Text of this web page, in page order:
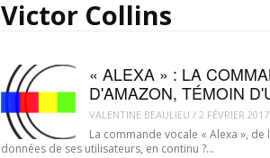
Victor Collins
« ALEXA » : LA
D'AMAZON, TÉMOIN
VALENTINE BEAULIEU / 2 FÉVRIER 2017
La commande vocale « Alexa »,
données de ses utilisateurs, en continu ?…